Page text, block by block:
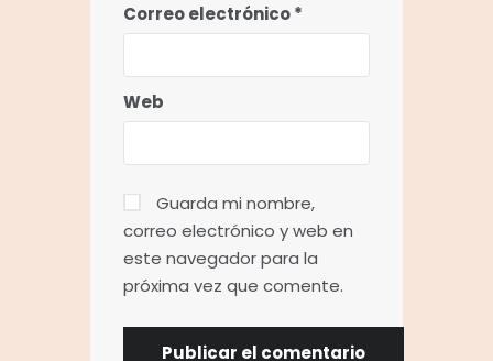
Correo electrónico*
Web
Guarda mi nombre,
correo electrónico y web en
este navegador para la
próxima vez que comente.